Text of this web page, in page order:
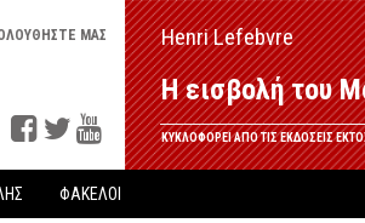
ΜΑΣ Henri Lefebvre
Η εισβολή του
ΚΥΚΛΟΦΟΡΕΙ ΑΠΟ ΤΙΣ ΕΚΔΟΣΕΙΣ
ΦΑΚΕΛΟΙ